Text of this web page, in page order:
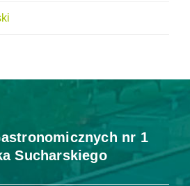
nr 1
Sucharskiego